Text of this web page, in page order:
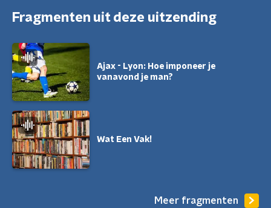
Fragmenten uit deze uitzending
Ajax - Lyon: Hoe imponeer je
vanavond je man?
Wat Een Vak!
Meer fragmenten